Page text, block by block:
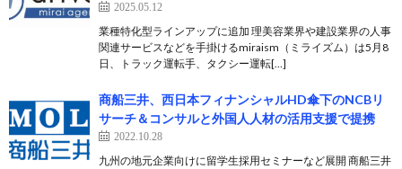
2025.05.12
業種特化型ラインアップに追加 理美容業界や建設業界の人事
関連サービスなどを手掛けるmiraism（ミライズム）は5月8
日、トラック運転手、タクシー運転[…]
商船三井、西日本フィナンシャルHD傘下のNCBリ
サーチ＆コンサルと外国人人材の活用支援で提携
2022.10.28
九州の地元企業向けに留学生採用セミナーなど展開 商船三井